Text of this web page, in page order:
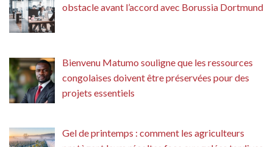
obstacle avant l’accord avec Borussia Dortmund
Bienvenu Matumo souligne que les ressources
congolaises doivent être préservées pour des
projets essentiels
Gel de printemps : comment les agriculteurs